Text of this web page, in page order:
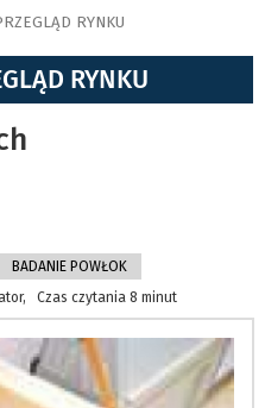
RYNKU
RYNKU
BADANIE POWŁOK
Czas czytania 8 minut